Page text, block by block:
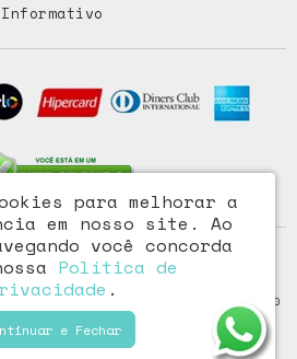
Informativo
e Exportação Ltda - CNPJ:
0001-46
- Porto Alegre / RS - CEP: 90220-100
© 2026
para melhorar a
em nosso site. Ao
você concorda
Política de
.
e Fechar